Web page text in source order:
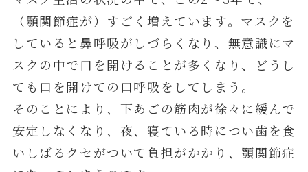
（顎関節症が）すごく増えています。マスクを
していると鼻呼吸がしづらくなり、無意識にマ
スクの中で口を開けることが多くなり、どうし
ても口を開けての口呼吸をしてしまう。
そのことにより、下あごの筋肉が徐々に緩んで
安定しなくなり、夜、寝ている時につい歯を食
いしばるクセがついて負担がかかり、顎関節症